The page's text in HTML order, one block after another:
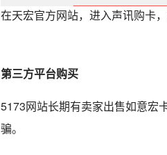
在天宏官方网站，进入声讯购卡
第三方平台购买
5173网站长期有卖家出售如意宏
骗。